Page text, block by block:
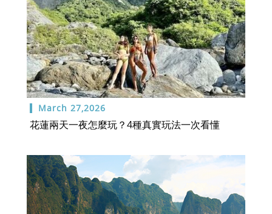
March 27,2026
花蓮兩天一夜怎麼玩？4種真實玩法一次看懂